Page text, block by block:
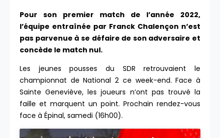
Pour son premier match de l’année 2022,
l’équipe entraînée par Franck Chalençon n’est
pas parvenue à se défaire de son adversaire et
concède le match nul.
Les jeunes pousses du SDR retrouvaient le
championnat de National 2 ce week-end. Face à
Sainte Geneviève, les joueurs n’ont pas trouvé la
faille et marquent un point. Prochain rendez-vous
face à Épinal, samedi (16h00).